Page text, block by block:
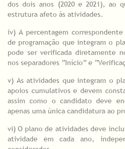
dos dois anos (2020 e 2021), ao
estrutura afeto às atividades.
iv) A percentagem
de programação que integram o
pode ser verificada diretamente
nos separadores “Início” e
v) As atividades que integram o
apoios cumulativos e devem
assim como o candidato deve
apenas uma única candidatura ao
vi) O plano de atividades deve
atividade em cada ano,